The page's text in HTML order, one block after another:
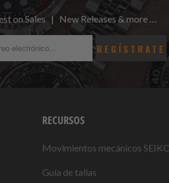
on Sales | New Releases & more …
RECURSOS
Movimientos mecánicos
Guía de tallas